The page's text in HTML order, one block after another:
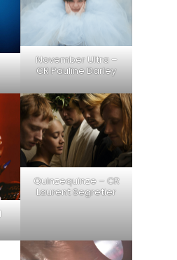
November Ultra –
CR Pauline Darley
Quinzequinze – CR
Laurent Segretier